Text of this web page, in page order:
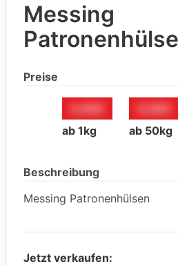
Messing
Preise
ab 1kg
ab 50kg
Beschreibung
Messing Patronenhülsen
Jetzt verkaufen: